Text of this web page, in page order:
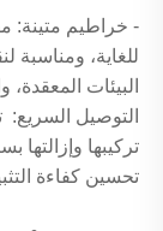
- خراطيم متينة:
للغاية، ومناسبة
البيئات
التوصيل السريع:
تركيبها
تحسين كفاءة